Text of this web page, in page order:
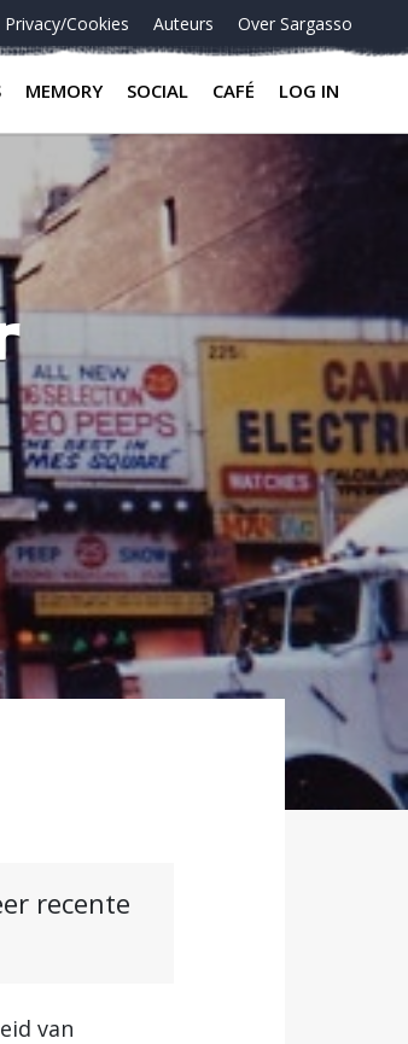
Privacy/Cookies Auteurs Over Sargasso
MEMORY SOCIAL CAFÉ LOG IN
recente
van